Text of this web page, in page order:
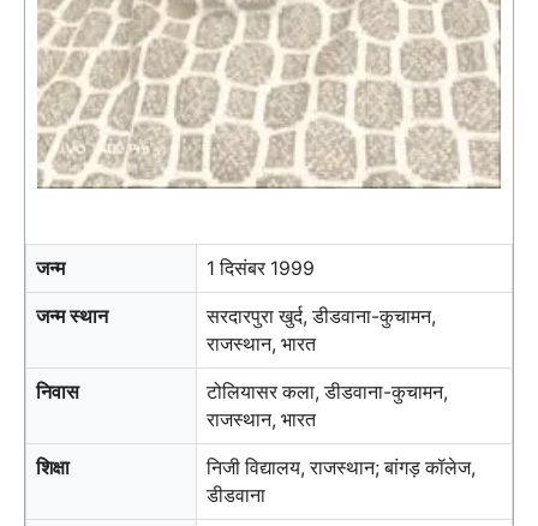
जन्म 1 दिसंबर 1999
जन्म स्थान
सरदारपुरा खुर्द, डीडवाना-कुचामन,
राजस्थान, भारत
निवास
टोलियासर कला, डीडवाना-कुचामन,
राजस्थान, भारत
शिक्षा
निजी विद्यालय, राजस्थान; बांगड़ कॉलेज,
डीडवाना